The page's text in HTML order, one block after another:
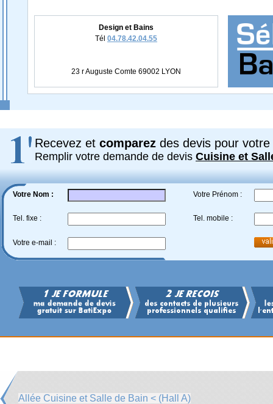
Design et Bains
Tél 04.78.42.04.55
23 r Auguste Comte 69002 LYON
Recevez et comparez des devis pour votre
Remplir votre demande de devis Cuisine et
Votre Nom : Votre Prénom :
Tel. fixe : Tel. mobile :
Votre e-mail :
Allée Cuisine et Salle de Bain < (Hall A)